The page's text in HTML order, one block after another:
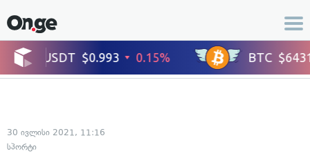
30 ივლისი 2021, 11:16
სპორტი